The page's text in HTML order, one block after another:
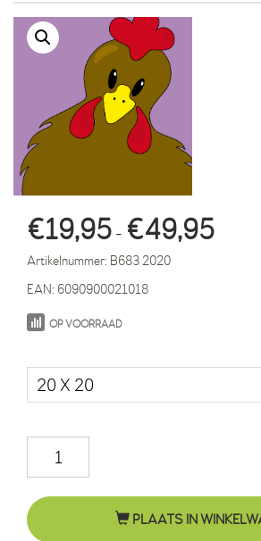
€19,95 - €49,95
Artikelnummer: B683 2020
EAN: 6090900021018
OP VOORRAAD
kip
Emma
paars PLAATS IN